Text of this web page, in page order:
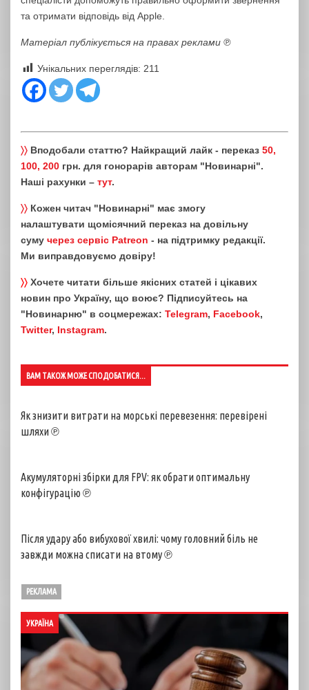
та отримати відповідь від Apple.
Матеріал публікується на правах реклами ℗
Унікальних переглядів: 211
〉〉 Вподобали статтю? Найкращий лайк - переказ 50,
100, 200 грн. для гонорарів авторам "Новинарні".
Наші рахунки – тут.
〉〉 Кожен читач "Новинарні" має змогу
налаштувати щомісячний переказ на довільну
суму через сервіс Patreon - на підтримку редакції.
Ми виправдовуємо довіру!
〉〉 Хочете читати більше якісних статей і цікавих
новин про Україну, що воює? Підписуйтесь на
"Новинарню" в соцмережах: Telegram, Facebook,
Twitter, Instagram.
ВАМ ТАКОЖ МОЖЕ СПОДОБАТИСЯ...
Як знизити витрати на морські перевезення: перевірені
шляхи ℗
Акумуляторні збірки для FPV: як обрати оптимальну
конфігурацію ℗
Після удару або вибухової хвилі: чому головний біль не
завжди можна списати на втому ℗
РЕКЛАМА
УКРАЇНА